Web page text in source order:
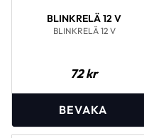
BLINKRELÄ 12 V
BLINKRELÄ 12 V
72kr